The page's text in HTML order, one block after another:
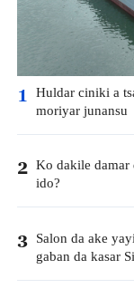
1 Huldar ciniki a
moriyar junansu
2 Ko dakile
ido?
3 Salon da ake
gaban da kasar